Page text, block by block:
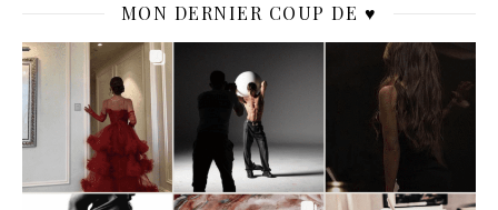
MON DERNIER COUP DE ♥️